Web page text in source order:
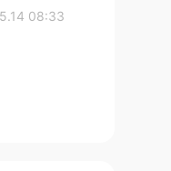
08:33